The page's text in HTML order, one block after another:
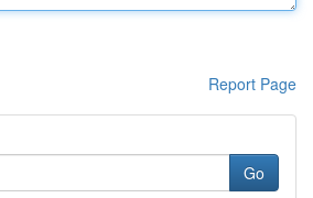
Report Page
Go